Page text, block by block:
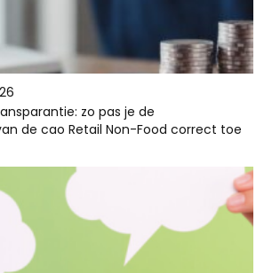
zo pas je de
de cao Retail Non-Food correct toe